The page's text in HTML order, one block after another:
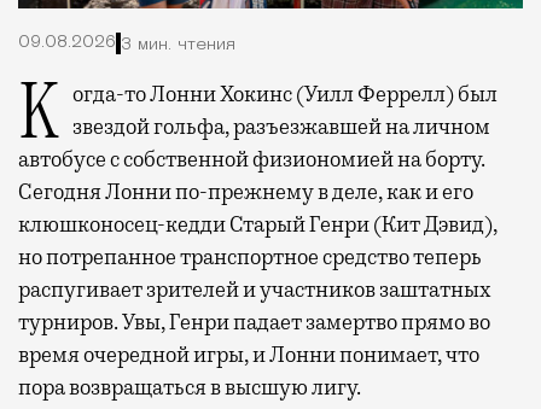
09.08.2026 3 мин. чтения
Когда-то Лонни Хокинс (Уилл Феррелл) был звездой гольфа, разъезжавшей на личном
автобусе с собственной физиономией на борту.
Сегодня Лонни по-прежнему в деле, как и его
клюшконосец-кедди Старый Генри (Кит Дэвид),
но потрепанное транспортное средство теперь
распугивает зрителей и участников заштатных
турниров. Увы, Генри падает замертво прямо во
время очередной игры, и Лонни понимает, что
пора возвращаться в высшую лигу.